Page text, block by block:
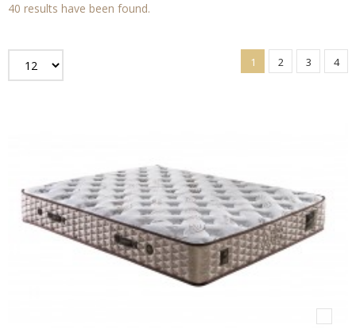
40 results have been found.
1 2 3 4